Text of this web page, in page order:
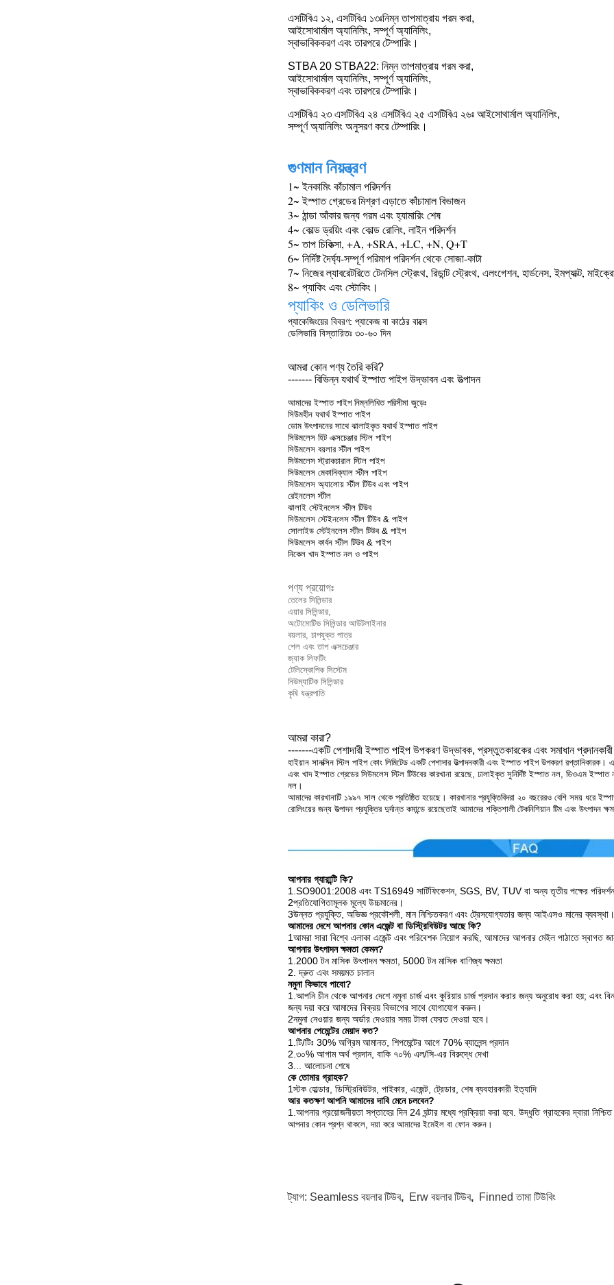
এসটিবিএ ১২, এসটিবিএ ১৩ঃনিম্ন তাপমাত্রায় গরম করা,
আইসোথার্মাল অ্যানিলিং, সম্পূর্ণ অ্যানিলিং,
স্বাভাবিককরণ এবং তারপরে টেম্পারিং।
STBA 20 STBA22: নিম্ন তাপমাত্রায় গরম করা,
আইসোথার্মাল অ্যানিলিং, সম্পূর্ণ অ্যানিলিং,
স্বাভাবিককরণ এবং তারপরে টেম্পারিং।
এসটিবিএ ২৩ এসটিবিএ ২৪ এসটিবিএ ২৫ এসটিবিএ ২৬ঃ আইসোথার্মাল অ্যানিলিং,
সম্পূর্ণ অ্যানিলিং অনুসরণ করে টেম্পারিং।
গুণমান নিয়ন্ত্রণ
1~ ইনকামিং কাঁচামাল পরিদর্শন
2~ ইস্পাত গ্রেডের মিশ্রণ এড়াতে কাঁচামাল বিভাজন
3~ ঠান্ডা আঁকার জন্য গরম এবং হ্যামারিং শেষ
4~ কোল্ড ড্রয়িং এবং কোল্ড রোলিং, লাইন পরিদর্শন
5~ তাপ চিকিত্সা, +A, +SRA, +LC, +N, Q+T
6~ নির্দিষ্ট দৈর্ঘ্য-সম্পূর্ণ পরিমাপ পরিদর্শন থেকে সোজা-কাটা
7~ নিজের ল্যাবরেটরিতে টেনসিল স্ট্রেংথ, রিডান্ট স্ট্রেংথ, এলংগেশন, হার্ডনেস, ইমপ্যাক্ট,
8~ প্যাকিং এবং স্টোকিং।
প্যাকিং ও ডেলিভারি
প্যাকেজিংয়ের বিবরণ: প্যাকেজ বা কাঠের বাক্সে
ডেলিভারি বিস্তারিতঃ ৩০-৬০ দিন
আমরা কোন পণ্য তৈরি করি?
------- বিভিন্ন যথার্থ ইস্পাত পাইপ উদ্ভাবন এবং উত্পাদন
আমাদের ইস্পাত পাইপ নিম্নলিখিত পরিসীমা জুড়েঃ
সিউমহীন যথার্থ ইস্পাত পাইপ
ডোম উৎপাদনের সাথে ঝালাইকৃত যথার্থ ইস্পাত পাইপ
সিউমলেস হিট এক্সচেঞ্জার স্টিল পাইপ
সিউমলেস বয়লার স্টীল পাইপ
সিউমলেস স্ট্রাকচারাল স্টিল পাইপ
সিউমলেস মেকানিক্যাল স্টীল পাইপ
সিউমলেস অ্যালোয় স্টীল টিউব এবং পাইপ
রেইনলেস স্টীল
ঝালাই স্টেইনলেস স্টীল টিউব
সিউমলেস স্টেইনলেস স্টীল টিউব & পাইপ
সোলাইড স্টেইনলেস স্টীল টিউব & পাইপ
সিউমলেস কার্বন স্টীল টিউব & পাইপ
নিকেল খাদ ইস্পাত নল ও পাইপ
পণ্য প্রয়োগঃ
তেলের সিলিন্ডার
এয়ার সিলিন্ডার,
অটোমোটিভ সিলিন্ডার আউটলাইনার
বয়লার, চাপযুক্ত পাত্র
শেল এবং তাপ এক্সচেঞ্জার
জ্যাক লিফটিং
টেলিস্কোপিক সিস্টেম
নিউম্যাটিক সিলিন্ডার
কৃষি যন্ত্রপাতি
আমরা কারা?
-------একটি পেশাদারী ইস্পাত পাইপ উপকরণ উদ্ভাবক, প্রস্তুতকারকের এবং সমাধান প্রদানকারী
হাইয়ান সানক্সিন স্টিল পাইপ কোং লিমিটেড একটি পেশাদার উত্পাদনকারী এবং ইস্পাত পাইপ উপকরণ
এবং খাদ ইস্পাত গ্রেডের সিউমলেস স্টিল টিউবের কারখানা রয়েছে, ঢালাইকৃত সুনির্দিষ্ট ইস্পাত নল, ডিওএম
নল।
আমাদের কারখানাটি ১৯৯৭ সাল থেকে প্রতিষ্ঠিত হয়েছে। কারখানার প্রযুক্তিবিদরা ২০ বছরেরও বেশি সময় ধরে
রোলিংয়ের জন্য উত্পাদন প্রযুক্তির দুর্দান্ত কমান্ডে রয়েছেতাই আমাদের শক্তিশালী টেকনিশিয়ান টিম এবং উৎপাদন
আপনার গ্যারান্টি কি?
1.SO9001:2008 এবং TS16949 সার্টিফিকেশন, SGS, BV, TUV বা অন্য তৃতীয় পক্ষের
2প্রতিযোগিতামূলক মূল্যে উচ্চমানের।
3উন্নত প্রযুক্তি, অভিজ্ঞ প্রকৌশলী, মান নিশ্চিতকরণ এবং ট্রেসযোগ্যতার জন্য আইএসও মানের ব্যবস্থা।
আমাদের দেশে আপনার কোন এজেন্ট বা ডিস্ট্রিবিউটর আছে কি?
1আমরা সারা বিশ্বে এলাকা এজেন্ট এবং পরিবেশক নিয়োগ করছি, আমাদের আপনার মেইল পাঠাতে
আপনার উৎপাদন ক্ষমতা কেমন?
1.2000 টন মাসিক উৎপাদন ক্ষমতা, 5000 টন মাসিক বাণিজ্য ক্ষমতা
2. দ্রুত এবং সময়মত চালান
নমুনা কিভাবে পাবো?
1.আপনি চীন থেকে আপনার দেশে নমুনা চার্জ এবং কুরিয়ার চার্জ প্রদান করার জন্য অনুরোধ করা হয়; এবং
জন্য দয়া করে আমাদের বিক্রয় বিভাগের সাথে যোগাযোগ করুন।
2নমুনা নেওয়ার জন্য অর্ডার দেওয়ার সময় টাকা ফেরত দেওয়া হবে।
আপনার পেমেন্টের মেয়াদ কত?
1.টি/টিঃ 30% অগ্রিম আমানত, শিপমেন্টের আগে 70% ব্যালেন্স প্রদান
2.৩০% আগাম অর্থ প্রদান, বাকি ৭০% এল/সি-এর বিরুদ্ধে দেখা
3... আলোচনা শেষে
কে তোমার গ্রাহক?
1স্টক হোল্ডার, ডিস্ট্রিবিউটর, পাইকার, এজেন্ট, ট্রেডার, শেষ ব্যবহারকারী ইত্যাদি
আর কতক্ষণ আপনি আমাদের দাবি মেনে চলবেন?
1.আপনার প্রয়োজনীয়তা সপ্তাহের দিন 24 ঘন্টার মধ্যে প্রক্রিয়া করা হবে. উদ্ধৃতি গ্রাহকের দ্বারা
আপনার কোন প্রশ্ন থাকলে, দয়া করে আমাদের ইমেইল বা ফোন করুন।
ট্যাগ: Seamless বয়লার টিউব, Erw বয়লার টিউব, Finned তামা টিউবিং